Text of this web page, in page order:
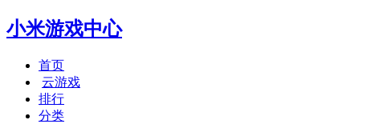
小米游戏中心
首页
云游戏
排行
分类